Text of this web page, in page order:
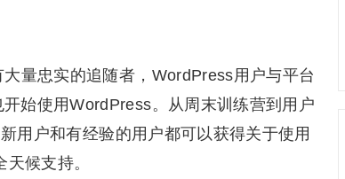
量忠实的追随者，WordPress用户与平台
始使用WordPress。从周末训练营到用户
用户和有经验的用户都可以获得关于使用
候支持。